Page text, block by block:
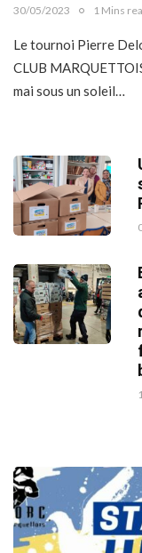
30/05/2023 1 Mins
Le tournoi Pierre
CLUB
mai sous un soleil…